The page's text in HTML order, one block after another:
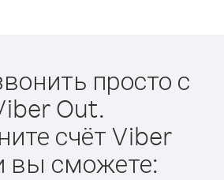
просто с
Out.
счёт Viber
вы сможете: